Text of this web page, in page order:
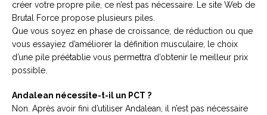
créer votre propre pile, ce n’est pas nécessaire. Le site Web de
Brutal Force propose plusieurs piles.
Que vous soyez en phase de croissance, de réduction ou que
vous essayiez d’améliorer la définition musculaire, le choix
d’une pile préétablie vous permettra d’obtenir le meilleur prix
possible.
Andalean nécessite-t-il un PCT ?
Non. Après avoir fini d’utiliser Andalean, il n’est pas nécessaire